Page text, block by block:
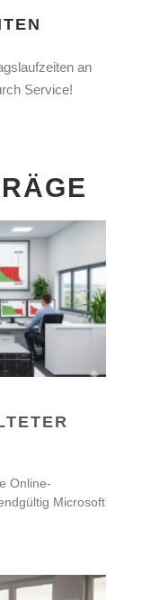
an
Service!
Online-
Microsoft